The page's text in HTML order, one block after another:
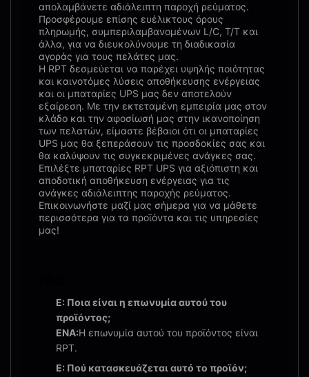
απολαμβάνετε αδιάλειπτη παροχή ρεύματος.
Προσφέρουμε επίσης ευέλικτους όρους
πληρωμής, συμπεριλαμβανομένων L/C, T/T και
άλλα, για να διευκολύνουμε τη διαδικασία
αγοράς για τους πελάτες μας.
Η RPT δεσμεύεται να παρέχει υψηλής ποιότητας
και καινοτόμες λύσεις αποθήκευσης ενέργειας
και οι μπαταρίες UPS μας δεν αποτελούν
εξαίρεση. Με την εκτεταμένη εμπειρία μας στον
κλάδο και την αφοσίωσή μας στην ικανοποίηση
των πελατών, είμαστε βέβαιοι ότι οι μπαταρίες
UPS μας θα ξεπεράσουν τις προσδοκίες σας και
θα καλύψουν τις συγκεκριμένες ανάγκες σας.
Επιλέξτε μπαταρίες RPT UPS για αξιόπιστη και
αποδοτική αποθήκευση ενέργειας για τις
ανάγκες αδιάλειπτης παροχής ρεύματος.
Επικοινωνήστε μαζί μας σήμερα για να μάθετε
περισσότερα για τα προϊόντα και τις υπηρεσίες
μας!
Ε: Ποια είναι η επωνυμία αυτού του
προϊόντος;
ΕΝΑ:Η επωνυμία αυτού του προϊόντος είναι
RPT.
Ε: Πού κατασκευάζεται αυτό το προϊόν;